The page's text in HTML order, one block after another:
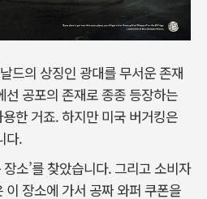
드의 상징인 광대를 무서운 존재
공포의 존재로 종종 등장하는
한 거죠. 하지만 미국 버거킹은
다.
장소’를 찾았습니다. 그리고 소비자
이 장소에 가서 공짜 와퍼 쿠폰을